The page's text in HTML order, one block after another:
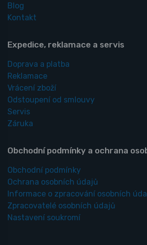
Blog
Kontakt
Expedice, reklamace a servis
Doprava a platba
Reklamace
Vrácení zboží
Odstoupení od smlouvy
Servis
Záruka
Obchodní podmínky a ochrana
Obchodní podmínky
Ochrana osobních údajů
Informace o zpracování osobních
Zpracovatelé osobních údajů
Nastavení soukromí